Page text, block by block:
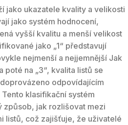
jako ukazatele kvality a velikosti
jako systém hodnocení,
vyšší kvalitu a menší velikost
jako „1“ představují
nejmenší a nejjemnější Jak
poté na „3“, kvalita listů se
odpovídajícím
klasifikační systém
způsob, jak rozlišovat mezi
listů, což zajišťuje, že uživatelé